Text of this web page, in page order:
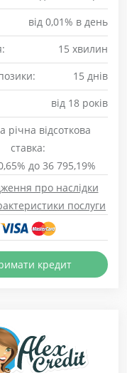
від 0,01% в день
15 хвилин
15 днів
від 18 років
річна відсоткова
ставка:
до 36 795,19%
про наслідки
послуги
кредит